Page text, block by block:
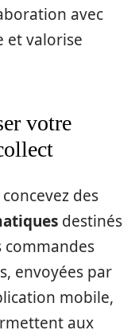
avec
et valorise
votre
des
destinés
commandes
envoyées par
mobile,
aux